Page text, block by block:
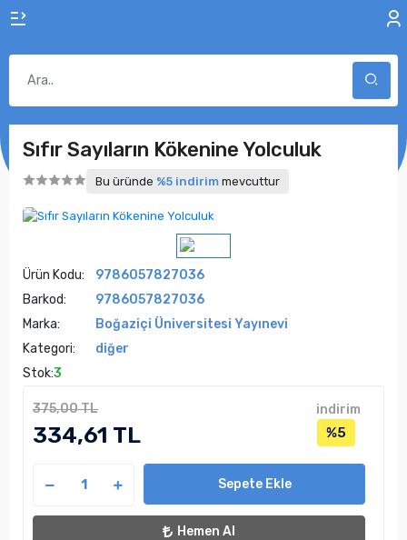
Sıfır Sayıların Kökenine Yolculuk
Bu üründe %5 indirim mevcuttur
Ürün Kodu:
9786057827036
Barkod:
9786057827036
Marka:
Boğaziçi Üniversitesi Yayınevi
Kategori:
diğer
Stok:3
375,00 TL
334,61 TL
indirim
%5
Sepete Ekle
Hemen Al